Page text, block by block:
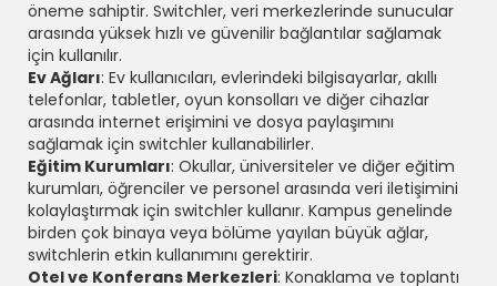
öneme sahiptir. Switchler, veri merkezlerinde sunucular
arasında yüksek hızlı ve güvenilir bağlantılar sağlamak
için kullanılır.
Ev Ağları: Ev kullanıcıları, evlerindeki bilgisayarlar, akıllı
telefonlar, tabletler, oyun konsolları ve diğer cihazlar
arasında internet erişimini ve dosya paylaşımını
sağlamak için switchler kullanabilirler.
Eğitim Kurumları: Okullar, üniversiteler ve diğer eğitim
kurumları, öğrenciler ve personel arasında veri iletişimini
kolaylaştırmak için switchler kullanır. Kampus genelinde
birden çok binaya veya bölüme yayılan büyük ağlar,
switchlerin etkin kullanımını gerektirir.
Otel ve Konferans Merkezleri: Konaklama ve toplantı